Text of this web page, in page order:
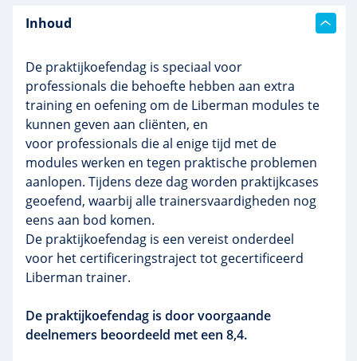
Inhoud
De praktijkoefendag is speciaal voor
professionals die behoefte hebben aan extra
training en oefening om de Liberman modules te
kunnen geven aan cliënten, en
voor professionals die al enige tijd met de
modules werken en tegen praktische problemen
aanlopen. Tijdens deze dag worden praktijkcases
geoefend, waarbij alletrainersvaardigheden nog
eens aan bod komen.
De praktijkoefendag is een vereist onderdeel
voor het certificeringstrajecttot gecertificeerd
Liberman trainer.
De praktijkoefendag is door voorgaande
deelnemers beoordeeld met een 8,4.